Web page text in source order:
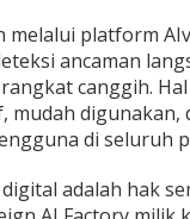
melalui platform
ancaman
canggih.
mudah digunakan,
di seluruh
adalah hak